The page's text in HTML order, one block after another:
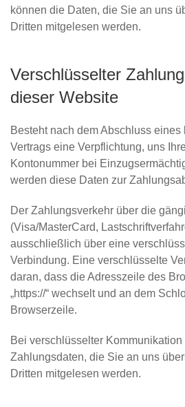
können die Daten, die Sie an uns
Dritten mitgelesen werden.
Verschlüsselter
dieser Website
Besteht nach dem Abschluss
Vertrags eine Verpflichtung, uns
Kontonummer bei
werden diese Daten zur
Der Zahlungsverkehr über die
(Visa/MasterCard,
ausschließlich über eine
Verbindung. Eine verschlüsselte
daran, dass die Adresszeile des
„https://“ wechselt und an dem
Browserzeile.
Bei verschlüsselter
Zahlungsdaten, die Sie an uns
Dritten mitgelesen werden.